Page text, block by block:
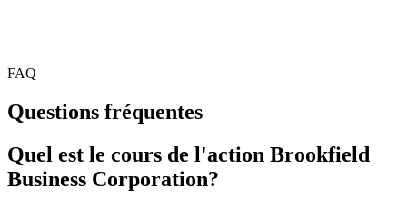
FAQ
Questions fréquentes
Quel est le cours de l'action Brookfield
Business Corporation?